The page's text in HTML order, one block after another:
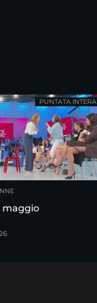
maggio
PUNTATA INTERA